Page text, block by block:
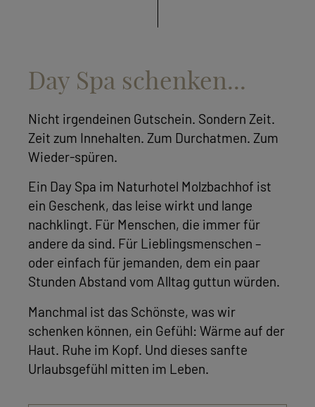
Day Spa schenken...
Nicht irgendeinen Gutschein. Sondern Zeit.
Zeit zum Innehalten. Zum Durchatmen. Zum
Wieder-spüren.
Ein Day Spa im Naturhotel Molzbachhof ist
ein Geschenk, das leise wirkt und lange
nachklingt. Für Menschen, die immer für
andere da sind. Für Lieblingsmenschen –
oder einfach für jemanden, dem ein paar
Stunden Abstand vom Alltag guttun würden.
Manchmal ist das Schönste, was wir
schenken können, ein Gefühl: Wärme auf der
Haut. Ruhe im Kopf. Und dieses sanfte
Urlaubsgefühl mitten im Leben.